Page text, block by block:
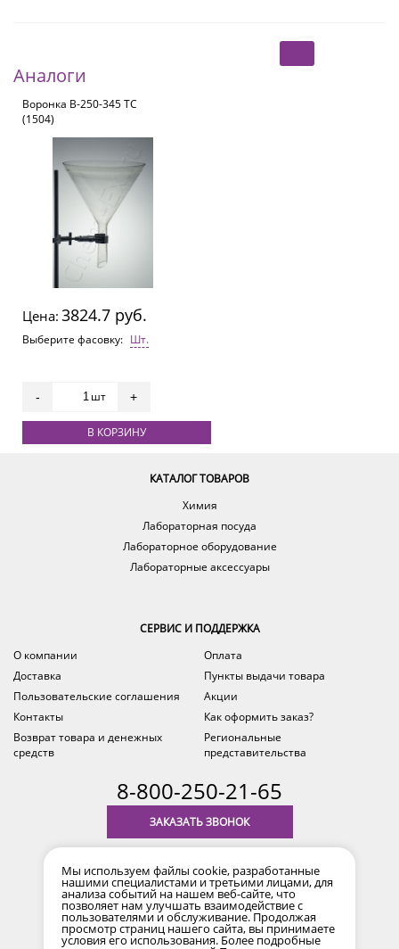
Аналоги
Воронка В-250-345 ТС
(1504)
Цена: 3824.7 руб.
Выберите фасовку: Шт.
- шт +
В КОРЗИНУ
КАТАЛОГ ТОВАРОВ
Химия
Лабораторная посуда
Лабораторное оборудование
Лабораторные аксессуары
СЕРВИС И ПОДДЕРЖКА
О компании
Оплата
Доставка
Пункты выдачи товара
Пользовательские соглашения
Акции
Контакты
Как оформить заказ?
Возврат товара и денежных
средств
Региональные
представительства
8-800-250-21-65
ЗАКАЗАТЬ ЗВОНОК
время по Уфе (MSK+2)
Мы используем файлы cookie, разработанные
нашими специалистами и третьими лицами, для
анализа событий на нашем веб-сайте, что
позволяет нам улучшать взаимодействие с
пользователями и обслуживание. Продолжая
просмотр страниц нашего сайта, вы принимаете
условия его использования. Более подробные